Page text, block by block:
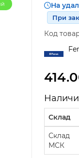
На
При
Код
Склад
Склад
МСК